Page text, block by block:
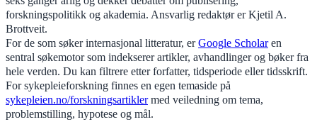
forskningspolitikk og akademia. Ansvarlig redaktør er Kjetil A.
Brottveit.
For de som søker internasjonal litteratur, erGoogle Scholaren
sentral søkemotor som indekserer artikler, avhandlinger og bøker fra
hele verden. Du kan filtrere etter forfatter, tidsperiode eller tidsskrift.
For sykepleieforskning finnes en egen temaside på
sykepleien.no/forskningsartiklermed veiledning om tema,
problemstilling, hypotese og mål.